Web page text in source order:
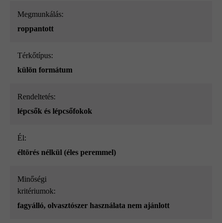
megmunkálás:
roppantott
Térkőtípus:
külön formátum
Rendeltetés:
lépcsők és lépcsőfokok
él:
éltörés nélkül (éles peremmel)
Minőségi
kritériumok:
fagyálló, olvasztószer használata nem ajánlott